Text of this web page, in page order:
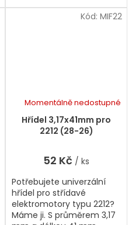
Hřídel 3,17x41mm pro
2212 (28-26)
Momentálně nedostupné
52 Kč / ks
Potřebujete univerzální
hřídel pro střídavé
elektromotory typu 2212?
Máme ji. S průměrem 3,17
Kód: MIF22